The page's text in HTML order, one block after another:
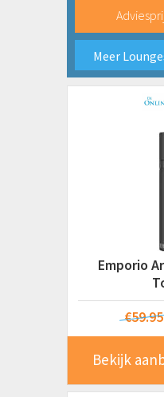
Meer
Emporio
€59.95
Bekijk